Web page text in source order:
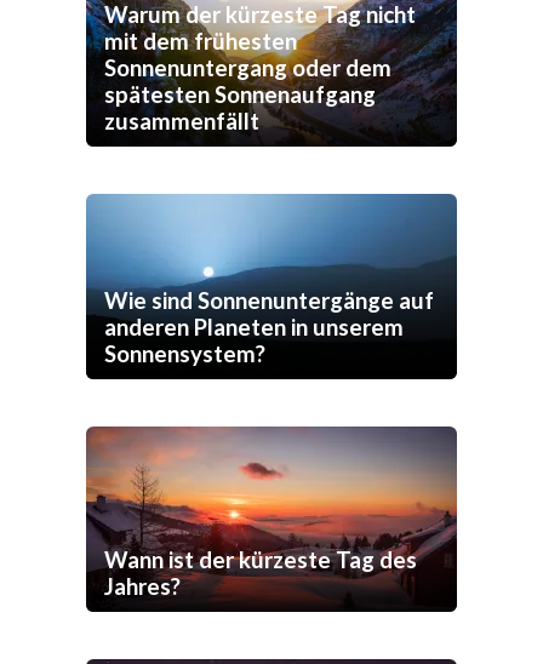
Warum der kürzeste Tag nicht
mit dem frühesten
Sonnenuntergang oder dem
spätesten Sonnenaufgang
zusammenfällt
Wie sind Sonnenuntergänge auf
anderen Planeten in unserem
Sonnensystem?
Wann ist der kürzeste Tag des
Jahres?